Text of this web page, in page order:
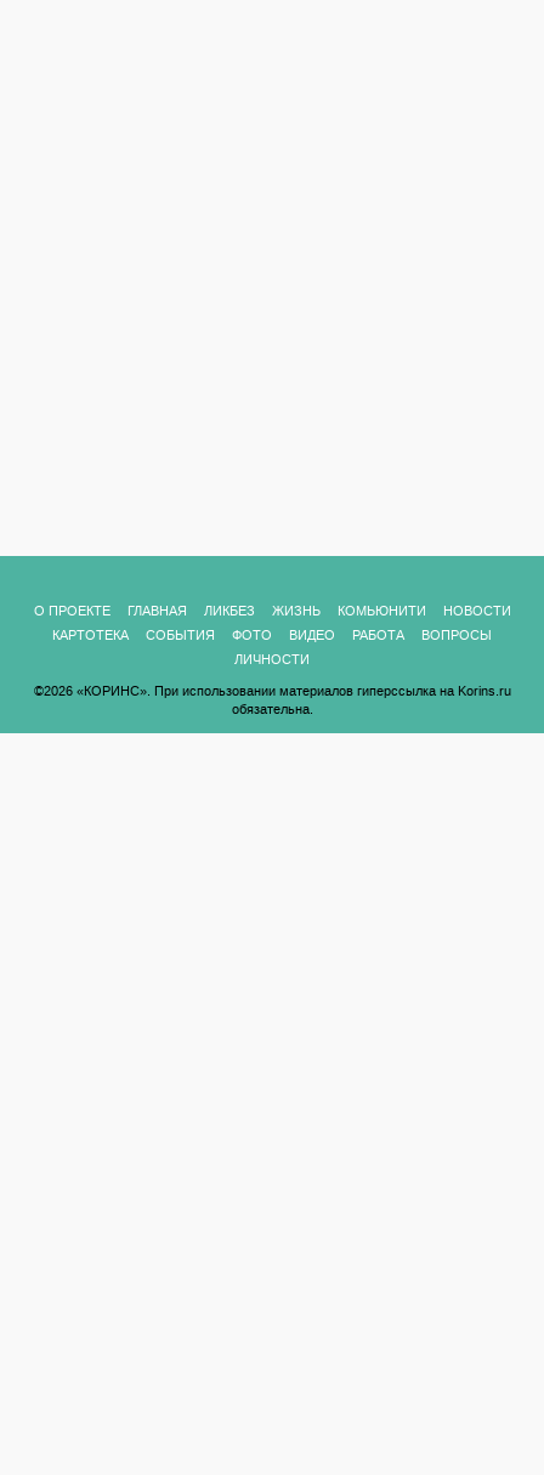
О ПРОЕКТЕ ГЛАВНАЯ ЛИКБЕЗ ЖИЗНЬ КОМЬЮНИТИ
НОВОСТИ
КАРТОТЕКА
СОБЫТИЯ ФОТО ВИДЕО РАБОТА
ВОПРОСЫ
ЛИЧНОСТИ
©2026 «КОРИНС». При использовании материалов гиперссылка на Korins.ru
обязательна.